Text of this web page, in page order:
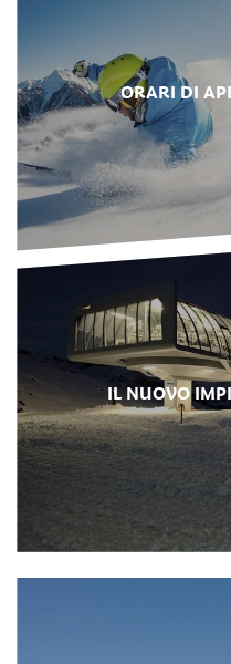
ORARI DI
IL NUOVO